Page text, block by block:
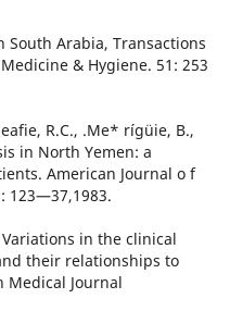
South Arabia, Transactions
& Hygiene. 51: 253
R.C., .Me* rígüie, B.,
in North Yemen: a
American Journal o f
123—37,1983.
Variations in the clinical
their relationships to
Medical Journal